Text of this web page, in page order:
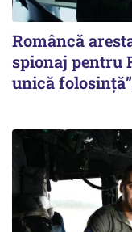
Româncă
spionaj pentru
unică